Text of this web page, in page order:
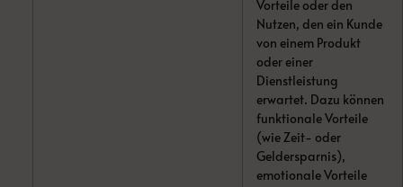
Vorteile oder den
Nutzen, den ein Kunde
von einem Produkt
oder einer
Dienstleistung
erwartet. Dazu können
funktionale Vorteile
(wie Zeit- oder
Geldersparnis),
emotionale Vorteile